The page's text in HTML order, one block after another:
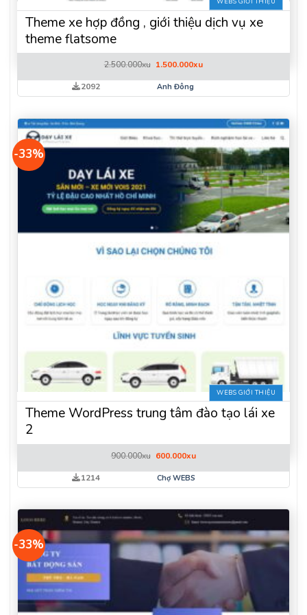
WEBS GIỚI THIỆU
Theme xe hợp đồng , giới thiệu dịch vụ xe
theme flatsome
2.500.000xu Giá
là:
2.500.000xu.
1.500.000xuGiá
tại
2092 Anh Đông
-33%
WEBS GIỚI THIỆU
Theme WordPress trung tâm đào tạo lái xe
2
900.000xu Giá
là:
900.000xu.
600.000xuGiá
tại
1214 Chợ WEBS
-33%